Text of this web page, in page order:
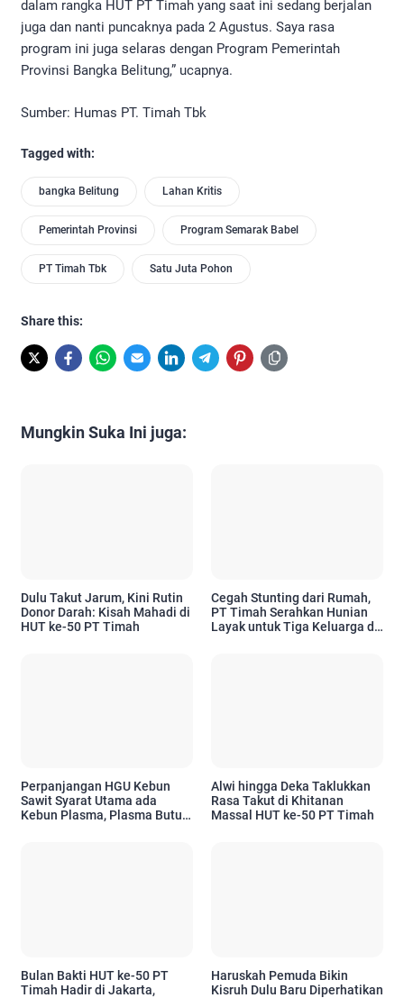
dalam rangka HUT PT Timah yang saat ini sedang berjalan
juga dan nanti puncaknya pada 2 Agustus. Saya rasa
program ini juga selaras dengan Program Pemerintah
Provinsi Bangka Belitung,” ucapnya.
Sumber: Humas PT. Timah Tbk
Tagged with:
bangka Belitung Lahan Kritis
Pemerintah Provinsi Program Semarak Babel
PT Timah Tbk Satu Juta Pohon
Share this:
Mungkin Suka Ini juga:
Dulu Takut Jarum, Kini Rutin
Donor Darah: Kisah Mahadi di
HUT ke-50 PT Timah
Cegah Stunting dari Rumah,
PT Timah Serahkan Hunian
Layak untuk Tiga Keluarga di
Perpanjangan HGU Kebun
Sawit Syarat Utama ada
Kebun Plasma, Plasma Butuh
Alwi hingga Deka Taklukkan
Rasa Takut di Khitanan
Massal HUT ke-50 PT Timah
Bulan Bakti HUT ke-50 PT
Timah Hadir di Jakarta,
Haruskah Pemuda Bikin
Kisruh Dulu Baru Diperhatikan